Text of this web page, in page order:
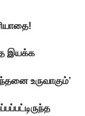
இயக்க
உருவாகும்’